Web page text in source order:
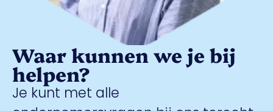
Waar kunnen we je bij
helpen?
Je kunt met alle